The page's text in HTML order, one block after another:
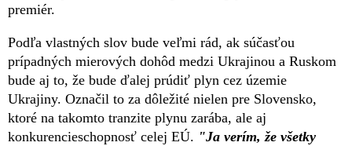
premiér.
Podľa vlastných slov bude veľmi rád, ak súčasťou
prípadných mierových dohôd medzi Ukrajinou a Ruskom
bude aj to, že bude ďalej prúdiť plyn cez územie
Ukrajiny. Označil to za dôležité nielen pre Slovensko,
ktoré na takomto tranzite plynu zarába, ale aj
konkurencieschopnosť celej EÚ. "Ja verím, že všetky